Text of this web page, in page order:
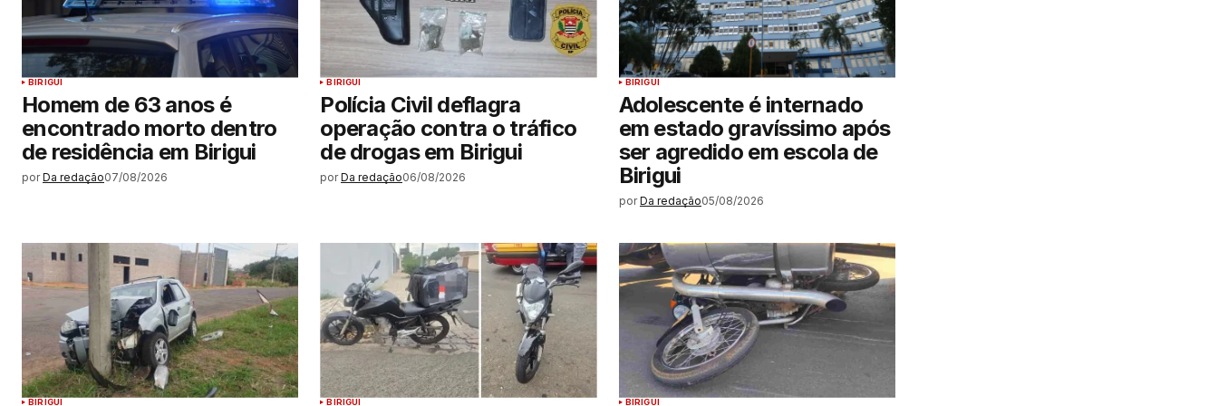
BIRIGUI
Homem de 63 anos é
encontrado morto dentro
de residência em Birigui
por Da redação07/08/2026
BIRIGUI
Polícia Civil deflagra
operação contra o tráfico
de drogas em Birigui
por Da redação06/08/2026
BIRIGUI
Adolescente é internado
em estado gravíssimo após
ser agredido em escola de
Birigui
por Da redação05/08/2026
BIRIGUI BIRIGUI BIRIGUI